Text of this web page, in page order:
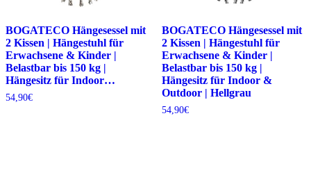
BOGATECO Hängesessel mit
2 Kissen | Hängestuhl für
Erwachsene & Kinder |
Belastbar bis 150 kg |
Hängesitz für Indoor…
54,90€
BOGATECO Hängesessel mit
2 Kissen | Hängestuhl für
Erwachsene & Kinder |
Belastbar bis 150 kg |
Hängesitz für Indoor &
Outdoor | Hellgrau
54,90€